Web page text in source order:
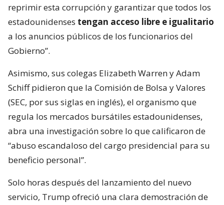
reprimir esta corrupción y garantizar que todos los
estadounidenses tengan acceso libre e igualitario
a los anuncios públicos de los funcionarios del
Gobierno”.
Asimismo, sus colegas Elizabeth Warren y Adam
Schiff pidieron que la Comisión de Bolsa y Valores
(SEC, por sus siglas en inglés), el organismo que
regula los mercados bursátiles estadounidenses,
abra una investigación sobre lo que calificaron de
“abuso escandaloso del cargo presidencial para su
beneficio personal”.
Solo horas después del lanzamiento del nuevo
servicio, Trump ofreció una clara demostración de